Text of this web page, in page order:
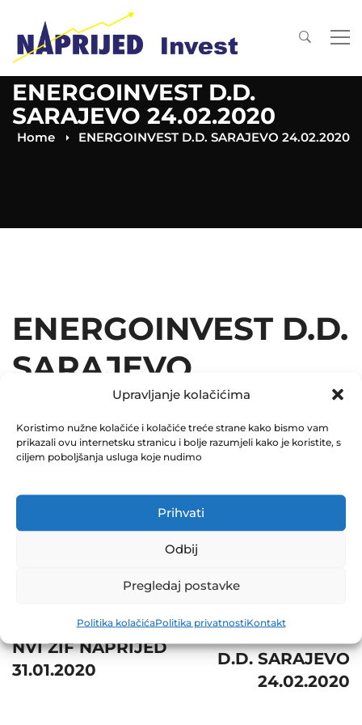
Upravljanje kolačićima
Koristimo nužne kolačiće i kolačiće treće strane kako bismo vam
prikazali ovu internetsku stranicu i bolje razumjeli kako je koristite, s
ciljem poboljšanja usluga koje nudimo
Prihvati
Odbij
Pregledaj postavke
Politika kolačićaPolitika privatnostiKontakt
ENERGOINVEST D.D.
SARAJEVO 24.02.2020
Home ENERGOINVEST D.D. SARAJEVO 24.02.2020
ENERGOINVEST D.D.
SARAJEVO
24.02.2020
February 24, 2020
0 Comments
Share
navigation
NVI ZIF NAPRIJED
31.01.2020
D.D. SARAJEVO
24.02.2020